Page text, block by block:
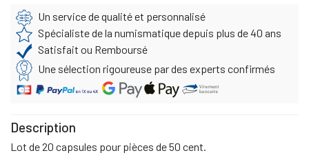
Un service de qualité et personnalisé
Spécialiste de la numismatique depuis plus de 40 ans
Satisfait ou Remboursé
Une sélection rigoureuse par des experts confirmés
Description
Lot de 20 capsules pour pièces de 50 cent.